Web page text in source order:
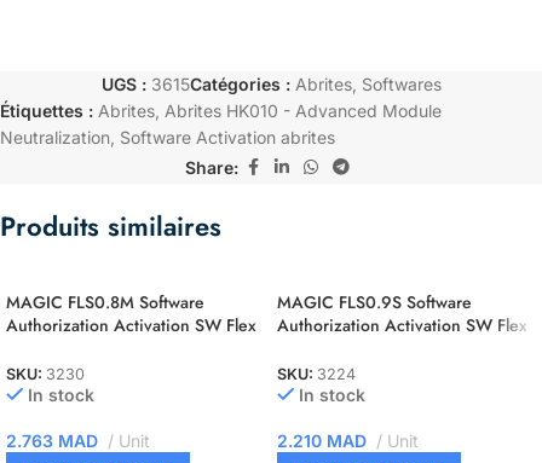
UGS : 3615Catégories : Abrites, Softwares
Étiquettes : Abrites Abrites HK010 - Advanced Module
Neutralization Software Activation abrites
Share:
Produits similaires
MAGIC FLS0.8M Software
Authorization Activation SW Flex
SKU: 3230
In stock
2.763 MAD Unit
MAGIC FLS0.9S Software
Authorization Activation SW Flex
SKU: 3224
In stock
2.210 MAD Unit